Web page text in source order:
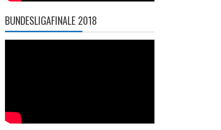
BUNDESLIGAFINALE 2018